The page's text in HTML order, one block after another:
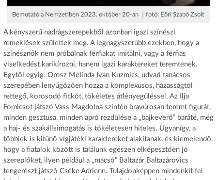
Bemutató a Nemzetiben 2023. október 20-án | fotó: Eöri Szabó Zsolt
A kényszerű nadrágszerepekből azonban igazi színészi
remeklések születtek meg. A legnagyszerűbb ezekben, hogy a
színésznők nem próbálnak férfiakat imitálni, vagy a férfias
viselkedést karikírozni, hanem igazi karaktereket teremtenek.
Egytől egyig. Orosz Melinda Ivan Kuzmics, udvari tanácsos
szerepében lenyűgözően hozza a komplexusos, házasságtól
rettegő, korosodó fickót, tökéletes átlényegüléssel. Az Ilja
Fomicsot játszó Vass Magdolna szintén bravúrosan teremt figurát,
minden gesztusa, minden apró rezdülése a „bajkeverő” baráté, még
a haj- és szakállsimogatás is tökéletesen hiteles. Ugyanígy, a
többiek is kitűnő vígjátéki karaktereket alakítanak, és kiemelendő,
hogy a fiatalok között is találunk egészen elképesztően jó
szereplőket, ilyen például a „macsó” Baltazár Baltazárovics
tengerészt játszó Cséke Adrienn. Tulajdonképpen mindenkit fel